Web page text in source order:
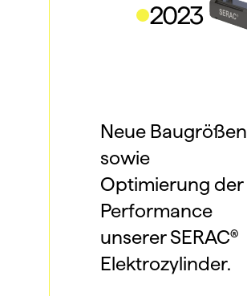
Neue Baugrößen
sowie
Optimierung der
Performance
unserer SERAC®
Elektrozylinder.
2023